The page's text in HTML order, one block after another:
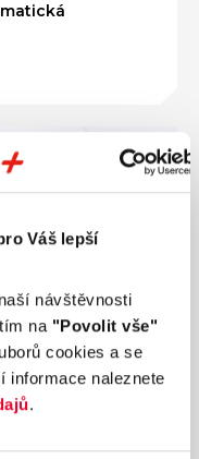
Váš lepší
návštěvnosti
na "Povolit vše"
cookies a se
informace naleznete
.